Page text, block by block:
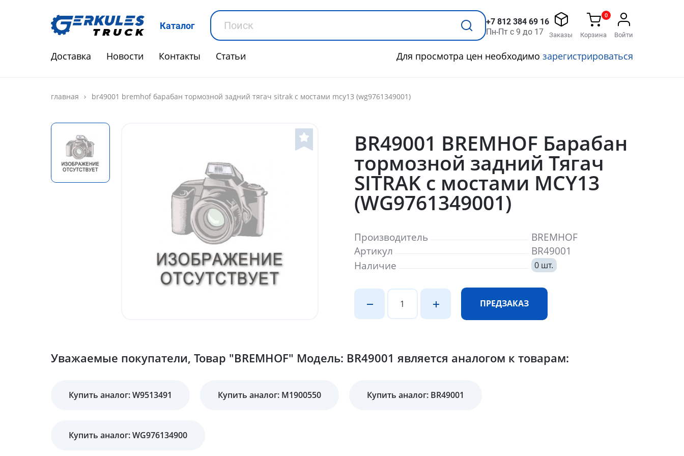
Каталог
+7 812 384 69 16
Пн-Пт с 9 до 17
Заказы
0
Корзина Войти
Доставка Новости Контакты Статьи Для просмотра цен необходимо зарегистрироваться
главная br49001 bremhof барабан тормозной задний тягач sitrak с мостами mcy13 (wg9761349001)
BR49001 BREMHOF Барабан
тормозной задний Тягач
SITRAK с мостами MCY13
(WG9761349001)
Производитель
BREMHOF
Артикул
BR49001
Наличие
0 шт.
ПРЕДЗАКАЗ
Уважаемые покупатели, Товар "BREMHOF" Модель: BR49001 является аналогом к товарам:
Купить аналог: W9513491 Купить аналог: M1900550 Купить аналог: BR49001
Купить аналог: WG976134900